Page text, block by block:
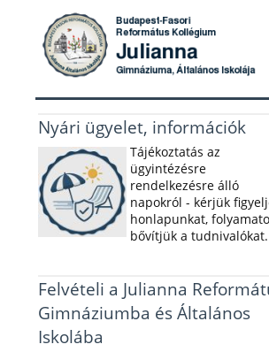
Nyári ügyelet, információk
Tájékoztatás az
ügyintézésre
rendelkezésre álló
napokról - kérjük
honlapunkat,
bővítjük a tudnivalókat.
Felvételi a Julianna
Gimnáziumba és Általános
Iskolába